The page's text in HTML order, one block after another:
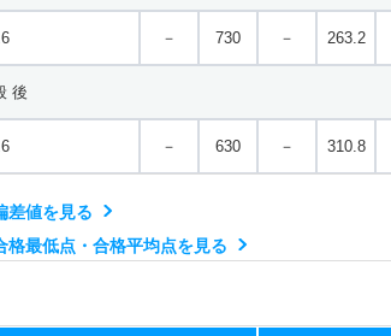
－ 730 － 263.2
後
－ 630 － 310.8
差値を見る
格最低点・合格平均点を見る